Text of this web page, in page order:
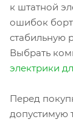
к штатной
ошибок
стабильную
Выбрать
электрики
Перед
допустимую